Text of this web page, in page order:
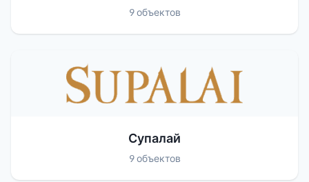
9 объектов
Супалай
9 объектов